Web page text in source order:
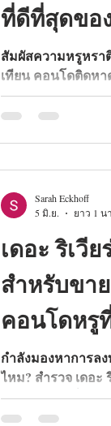
ที่ดีที่สุดข
สัมผัสความหรูหรา
เทียน คอนโดติดห
พรีเมียมจาก Dusit
รีสอร์ท รูปแบบห้อ
เดอะ ริเวี
สำหรับขา
คอนโดหรู
กำลังมองหาการล
ไหม? สำรวจ เดอ
พัทยา ค้นพบสิ่งอำ
พักสุดเอ็กซ์คลูซีฟ
Sarah Eckhoff
5 มิ.ย.
ยาว 1 น